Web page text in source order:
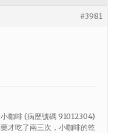
#3981
咖啡 (病歷號碼 91012304)
才吃了兩三次，小咖啡的乾